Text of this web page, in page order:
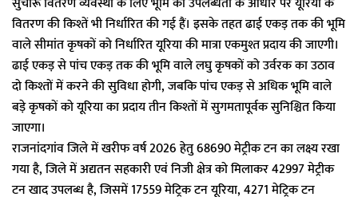
वितरण की किश्तें भी निर्धारित की गई हैं। इसके तहत ढाई एकड़ तक की भूमि
वाले सीमांत कृषकों को निर्धारित यूरिया की मात्रा एकमुश्त प्रदाय की जाएगी।
ढाई एकड़ से पांच एकड़ तक की भूमि वाले लघु कृषकों को उर्वरक का उठाव
दो किश्तों में करने की सुविधा होगी, जबकि पांच एकड़ से अधिक भूमि वाले
बड़े कृषकों को यूरिया का प्रदाय तीन किश्तों में सुगमतापूर्वक सुनिश्चित किया
जाएगा।
राजनांदगांव जिले में खरीफ वर्ष 2026 हेतु 68690 मेट्रीक टन का लक्ष्य रखा
गया है, जिले में अद्यतन सहकारी एवं निजी क्षेत्र को मिलाकर 42997 मेट्रीक
टन खाद उपलब्ध है, जिसमें 17559 मेट्रिक टन यूरिया, 4271 मेट्रिक टन